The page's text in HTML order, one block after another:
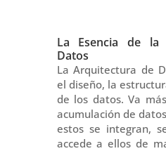
La Esencia de la
Datos
La Arquitectura de
el diseño, la
de los datos. Va
acumulación de
estos se integran,
accede a ellos de